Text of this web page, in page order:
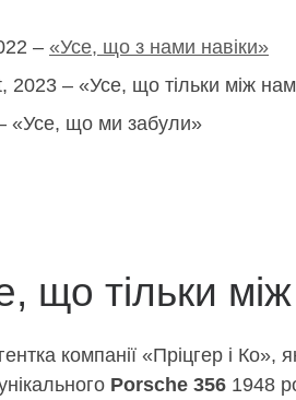
– «Усе, що з нами навіки»
– «Усе, що тільки між
«Усе, що ми забули»
що тільки
компанії «Пріцгер і Ко»,
Porsche 356 1948